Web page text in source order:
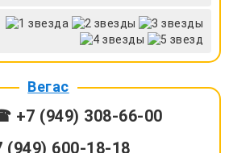
Вегас
+7 (949) 308-66-00
600-18-18